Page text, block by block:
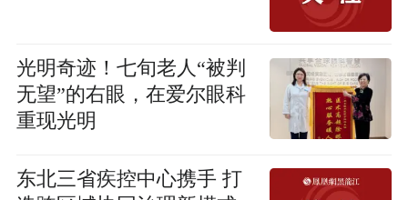
光明奇迹！七旬老人“被判
无望”的右眼，在爱尔眼科
重现光明
东北三省疾控中心携手 打